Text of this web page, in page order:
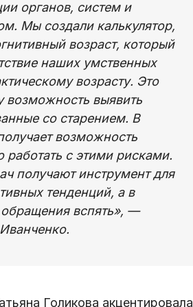
органов, систем и
Мы создали калькулятор,
возраст, который
наших умственных
возрасту. Это
возможность выявить
со старением. В
возможность
работать с этими рисками.
получают инструмент для
тенденций, а в
вспять», —
Голикова акцентировала